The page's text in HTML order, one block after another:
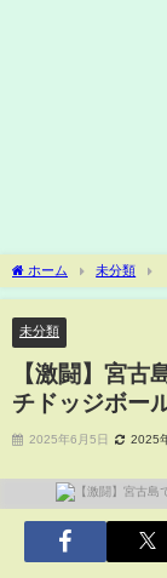
ホーム 未分類
ール対決勃発！
未分類
【激闘】宮古
チドッジボー
2025年6月5日 2025